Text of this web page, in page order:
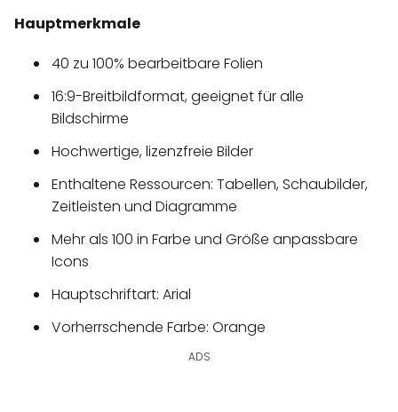
Hauptmerkmale
40 zu 100% bearbeitbare Folien
16:9-Breitbildformat, geeignet für alle
Bildschirme
Hochwertige, lizenzfreie Bilder
Enthaltene Ressourcen: Tabellen, Schaubilder,
Zeitleisten und Diagramme
Mehr als 100 in Farbe und Größe anpassbare
Icons
Hauptschriftart: Arial
Vorherrschende Farbe: Orange
ADS